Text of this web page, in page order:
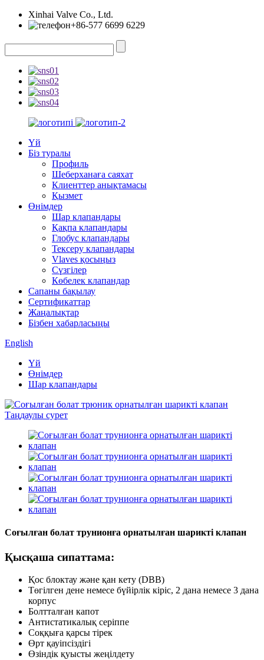
Xinhai Valve Co., Ltd.
+86-577 6699 6229
Үй
Біз туралы
Профиль
Шеберханаға саяхат
Клиенттер анықтамасы
Қызмет
Өнімдер
Шар клапандары
Қақпа клапандары
Глобус клапандары
Тексеру клапандары
Vlaves қосыңыз
Сүзгілер
Көбелек клапандар
Сапаны бақылау
Сертификаттар
Жаңалықтар
Бізбен хабарласыңы
English
Үй
Өнімдер
Шар клапандары
Соғылған болат трунионға орнатылған шарикті клапан
Қысқаша сипаттама:
Қос блоктау және қан кету (DBB)
Төгілген дене немесе бүйірлік кіріс, 2 дана немесе 3 дана
корпус
Болтталған капот
Антистатикалық серіппе
Соққыға қарсы тірек
Өрт қауіпсіздігі
Өзіндік қуысты жеңілдету